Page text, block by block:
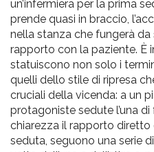
un’infermiera per la prima
prende quasi in braccio,
nella stanza che fungerà
rapporto con la paziente. È
statuiscono non solo i
quelli dello stile di ripresa
cruciali della vicenda: a un
protagoniste sedute l’una di
chiarezza il rapporto diretto
seduta, seguono una serie